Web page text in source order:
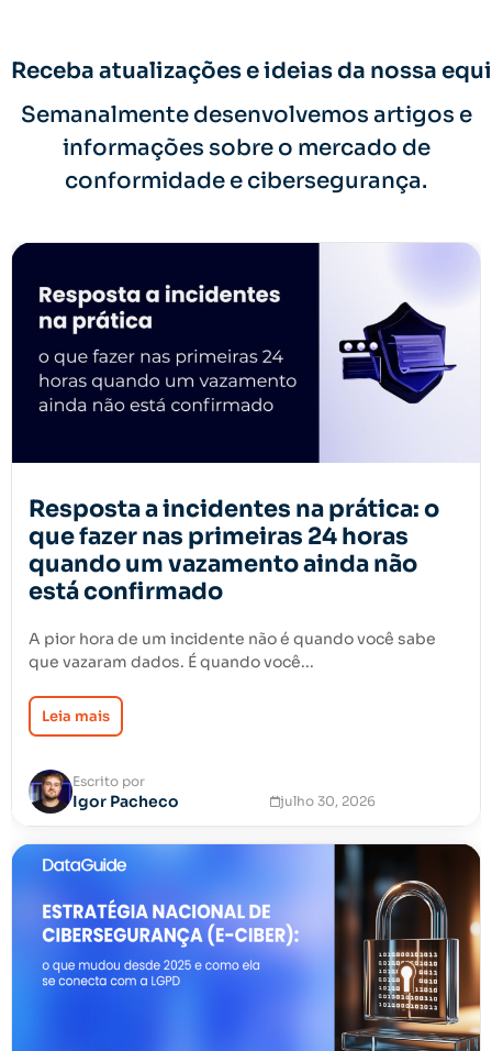
Receba atualizações e ideias da nossa
Semanalmente desenvolvemos artigos e
informações sobre o mercado de
conformidade e cibersegurança.
Resposta a incidentes na prática: o
que fazer nas primeiras 24 horas
quando um vazamento ainda não
está confirmado
A pior hora de um incidente não é quando você sabe
que vazaram dados. É quando você...
Leia mais
Escrito por
Igor Pacheco julho 30, 2026